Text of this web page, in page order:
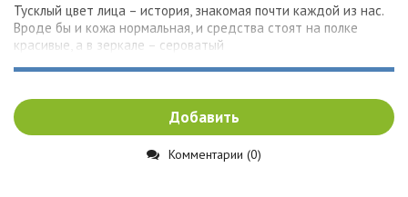
Тусклый цвет лица – история, знакомая почти каждой из нас.
Вроде бы и кожа нормальная, и средства стоят на полке
красивые, а в зеркале – сероватый
Добавить
Комментарии (0)